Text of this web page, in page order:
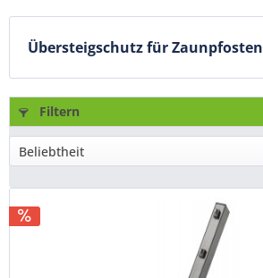
Übersteigschutz für Zaunpfosten
Filtern